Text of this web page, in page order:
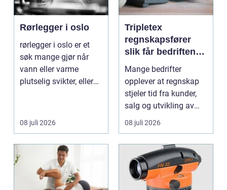
Rørlegger i oslo
rørlegger i oslo er et
søk mange gjør når
vann eller varme
plutselig svikter, eller
08 juli 2026
Tripletex
regnskapsfører
slik får bedriften
mer ut av
regnskapet
Mange bedrifter
opplever at regnskap
stjeler tid fra kunder,
salg og utvikling av
virksomheten. Samt...
08 juli 2026